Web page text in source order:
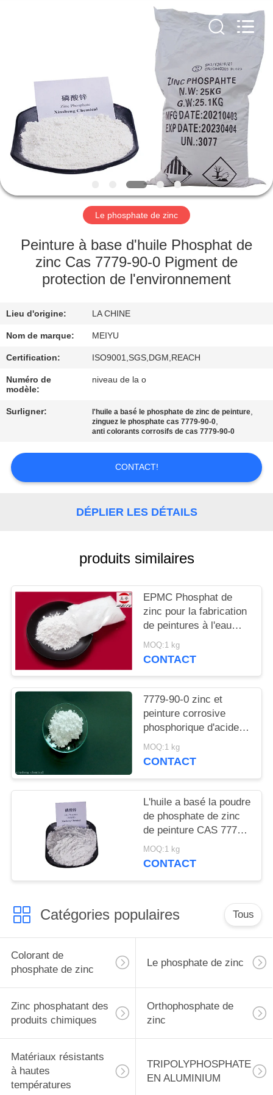
MAISON
PRODUITS
VIDÉOS
PROPOS
NOUS
VISITE
DE
L'USINE
CONTRÔLE
DE
QUALITÉ
CONTACTER
DEMANDEZ
DEVIS
PLAN
SITE
PRIVACY
POLICY
Le phosphate de zinc
Peinture à base d'huile Phosphat de
zinc Cas 7779-90-0 Pigment de
protection de l'environnement
Lieu d'origine: LA CHINE
Nom de marque: MEIYU
Certification: ISO9001,SGS,DGM,REACH
Numéro de
modèle:
niveau de la o
Surligner: l'huile a basé le phosphate de zinc de peinture,
zinguez le phosphate cas 7779-90-0,
anti colorants corrosifs de cas 7779-90-0
CONTACT!
DÉPLIER LES DÉTAILS
produits similaires
EPMC Phosphat de
zinc pour la fabrication
de peintures à l'eau
avec des peintures
antirouille basses en
MOQ:1 kg
CONTACT
7779-90-0 zinc et
peinture corrosive
phosphorique d'acide
d'Acidzinc et
phosphorique anti pour
MOQ:1 kg
CONTACT
L'huile a basé la poudre
de phosphate de zinc
de peinture CAS 7779-
90-0 pour le bateau et
les structures
MOQ:1 kg
CONTACT
Catégories populaires Tous
Colorant de
phosphate de zinc
Le phosphate de zinc
Zinc phosphatant des
produits chimiques
Orthophosphate de
zinc
Matériaux résistants
à hautes
températures
TRIPOLYPHOSPHATE
EN ALUMINIUM